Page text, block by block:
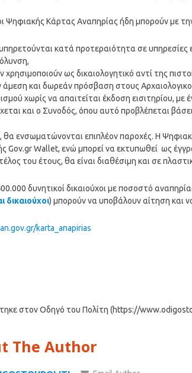
Ψηφιακής Κάρτας Αναπηρίας ήδη μπορούν με την
κατά προτεραιότητα σε
χρησιμοποιούν ως δικαιολογητικό αντί της
άμεση και δωρεάν πρόσβαση στους
χωρίς να απαιτείται έκδοση εισιτηρίου,
και ο Συνοδός, όπου αυτό προβλέπεται
θα ενσωματώνονται επιπλέον παροχές. Η
Gov.gr Wallet, ενώ μπορεί να εκτυπωθεί ως
του έτους, θα είναι διαθέσιμη και σε
δυνητικοί δικαιούχοι με ποσοστό
δικαιούχοι) μπορούν να υποβάλουν αίτηση και
karta_anapirias
στον Οδηγό του Πολίτη (https://
The Author